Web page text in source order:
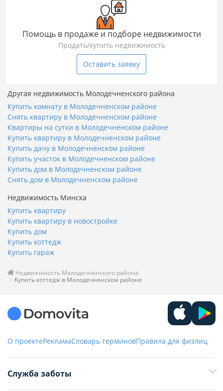
Помощь в продаже и подборе недвижимости
Продать/купить недвижимость
Оставить заявку
Другая недвижимость Молодечненского района
Купить комнату в Молодечненском районе
Снять квартиру в Молодечненском районе
Квартиры на сутки в Молодечненском районе
Купить квартиру в Молодечненском районе
Купить дачу в Молодечненском районе
Купить участок в Молодечненском районе
Купить дом в Молодечненском районе
Снять дом в Молодечненском районе
Недвижимость Минска
Купить квартиру
Купить квартиру в новостройке
Купить дом
Купить коттедж
Купить гараж
Недвижимость Молодечненского района
Купить коттедж в Молодечненском районе
О проектеРекламаСловарь терминовПравила для физлиц
Служба заботы